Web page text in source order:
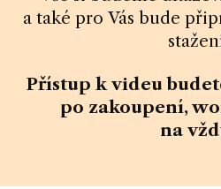
a také pro Vás bude
Přístup k videu
po zakoupení,
na